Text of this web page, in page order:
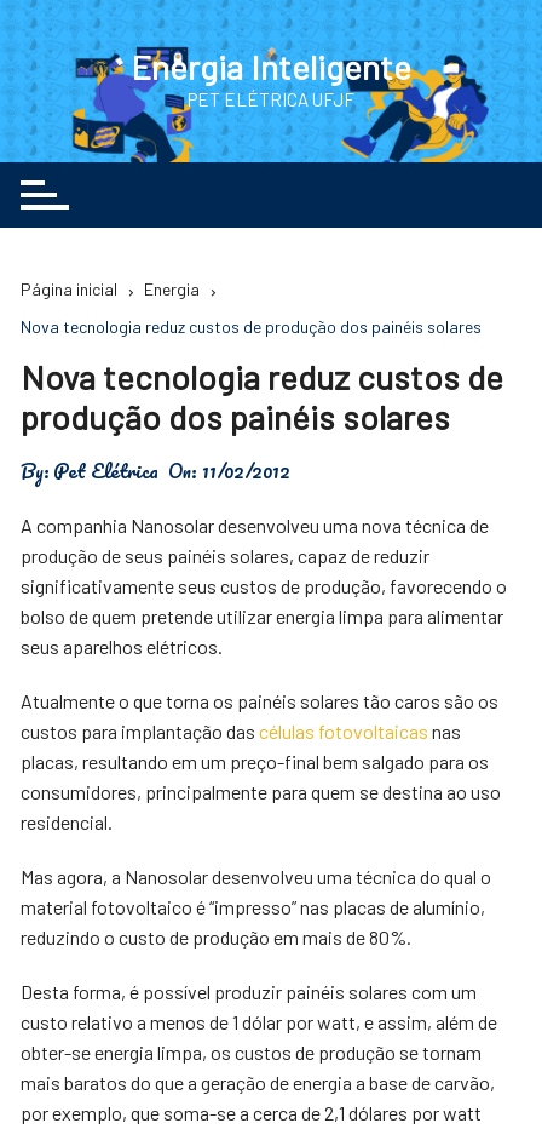
Ir
para
o
conteúdo
Energia Inteligente
PET ELÉTRICA UFJF
Página inicial
Energia
Nova tecnologia reduz custos de produção dos painéis solares
Nova tecnologia reduz custos de
produção dos painéis solares
By:Pet Elétrica On: 11/02/2012
A companhia Nanosolar desenvolveu uma nova técnica de
produção de seus painéis solares, capaz de reduzir
significativamente seus custos de produção, favorecendo o
bolso de quem pretende utilizar energia limpa para alimentar
seus aparelhos elétricos.
Atualmente o que torna os painéis solares tão caros são os
custos para implantação dascélulas fotovoltaicas nas
placas, resultando em um preço-final bem salgado para os
consumidores, principalmente para quem se destina ao uso
residencial.
Mas agora, a Nanosolar desenvolveu uma técnica do qual o
material fotovoltaico é “impresso” nas placas de alumínio,
reduzindo o custo de produção em mais de 80%.
Desta forma, é possível produzir painéis solares com um
custo relativo a menos de 1 dólar por watt, e assim, além de
obter-se energia limpa, os custos de produção se tornam
mais baratos do que a geração de energia a base de carvão,
por exemplo, que soma-se a cerca de 2,1 dólares por watt